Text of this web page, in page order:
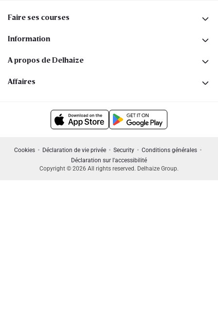
Faire ses courses
Information
A propos de Delhaize
Affaires
Cookies Déclaration de vie privée Security
Conditions générales
Déclaration sur l'accessibilité
Copyright © 2026 All rights reserved. Delhaize Group.